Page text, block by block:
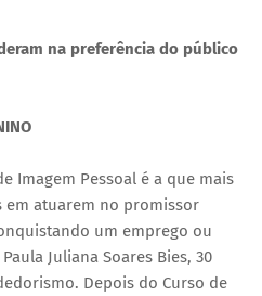
na preferência do público
Imagem Pessoal é a que mais
em atuarem no promissor
um emprego ou
Juliana Soares Bies, 30
Depois do Curso de